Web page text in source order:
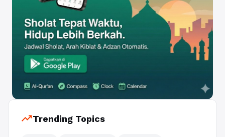
trending_upTrending Topics